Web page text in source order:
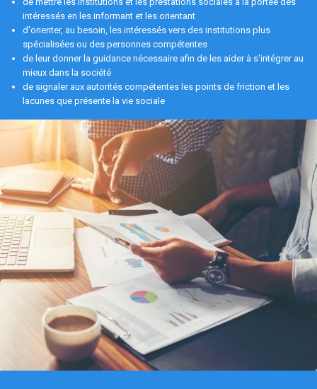
intéressés en les informant et les orientant
d'orienter, au besoin, les intéressés vers des institutions plus
spécialisées ou des personnes compétentes
de leur donner la guidance nécessaire afin de les aider à s'intégrer au
mieux dans la société
de signaler aux autorités compétentes les points de friction et les
lacunes que présente la vie sociale